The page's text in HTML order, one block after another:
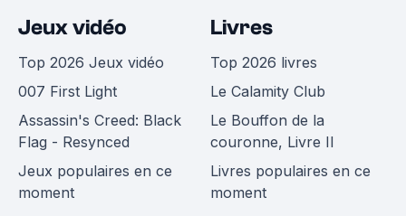
Jeux vidéo
Top 2026 Jeux vidéo
007 First Light
Assassin's Creed: Black
Flag - Resynced
Jeux populaires en ce
moment
Livres
Top 2026 livres
Le Calamity Club
Le Bouffon de la
couronne, Livre II
Livres populaires en ce
moment